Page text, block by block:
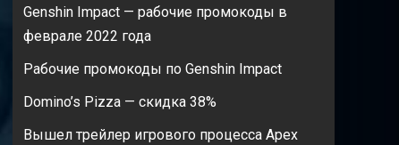
Genshin Impact — рабочие промокоды в
феврале 2022 года
Рабочие промокоды по Genshin Impact
Domino’s Pizza — cкидка 38%
Вышел трейлер игрового процесса Apex